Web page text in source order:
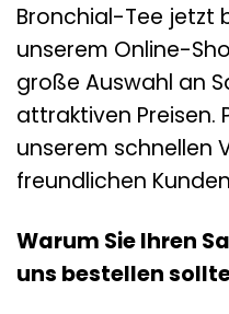
Bronchial-Tee jetzt
unserem Online-
große Auswahl an
attraktiven Preisen.
unserem schnellen
freundlichen
Warum Sie Ihren
uns bestellen